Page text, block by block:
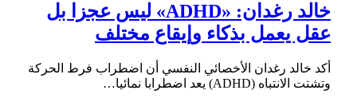
خالد رغدان: «ADHD» ليس عجزا بل
عقل يعمل بذكاء وإيقاع مختلف
أكد خالد رغدان الأخصائي النفسي أن اضطراب فرط الحركة
وتشتت الانتباه (ADHD) يعد اضطرابا نمائيا…